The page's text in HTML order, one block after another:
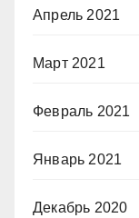
Апрель 2021
Март 2021
Февраль 2021
Январь 2021
Декабрь 2020